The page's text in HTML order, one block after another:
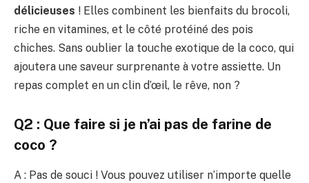
délicieuses ! Elles combinent les bienfaits du brocoli,
riche en vitamines, et le côté protéiné des pois
chiches. Sans oublier la touche exotique de la coco, qui
ajoutera une saveur surprenante à votre assiette. Un
repas complet en un clin d’œil, le rêve, non ?
Q2 : Que faire si je n’ai pas de farine de
coco ?
A : Pas de souci ! Vous pouvez utiliser n’importe quelle